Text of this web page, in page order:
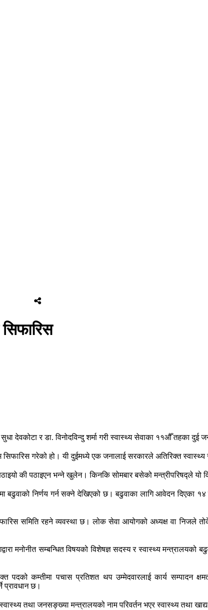
देवकोटा र डा. विनोदविन्दु शर्मा गरी स्वास्थ्य सेवाका ११औँ तहका दुई
गरेको हो। यी दुईमध्ये एक जनालाई सरकारले अतिरिक्त स्वास्थ्य
की पठाइएन भन्ने खुलेन। किनकि सोमबार बसेको मन्त्रीपरिषद्ले यो
निर्णय गर्न सक्ने देखिएको छ। बढुवाका लागि आवेदन दिएका १४
समिति रहने व्यवस्था छ। लोक सेवा आयोगको अध्यक्ष वा निजले
सम्बन्धित विषयको विशेषज्ञ सदस्य र स्वास्थ्य मन्त्रालयको
कम्तीमा पचास प्रतिशत थप उम्मेदवारलाई कार्य सम्पादन
प्रावधान छ।
तथा जनसङ्ख्या मन्त्रालयको नाम परिवर्तन भएर स्वास्थ्य तथा